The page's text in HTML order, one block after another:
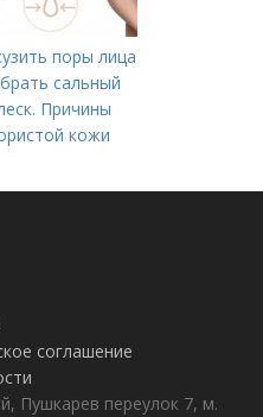
поры лица
сальный
Причины
кожи
соглашение
Пушкарев переулок 7, м.